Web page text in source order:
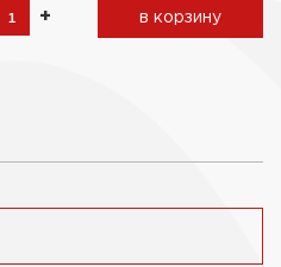
+ в корзину